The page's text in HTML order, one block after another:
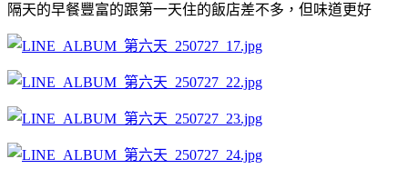
隔天的早餐豐富的跟第一天住的飯店差不多，但味道更好